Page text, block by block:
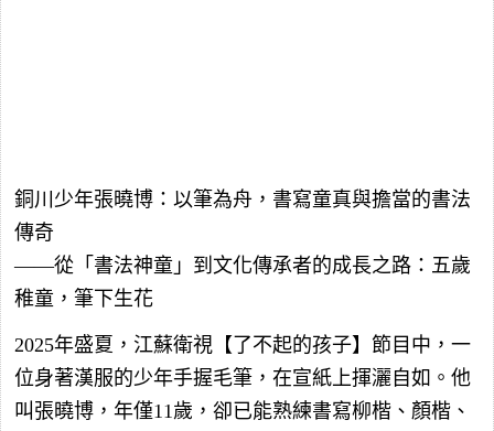
銅川少年張曉博：以筆為舟，書寫童真與擔當的書法
傳奇
——從「書法神童」到文化傳承者的成長之路：五歲
稚童，筆下生花
2025年盛夏，江蘇衛視【了不起的孩子】節目中，一
位身著漢服的少年手握毛筆，在宣紙上揮灑自如。他
叫張曉博，年僅11歲，卻已能熟練書寫柳楷、顏楷、